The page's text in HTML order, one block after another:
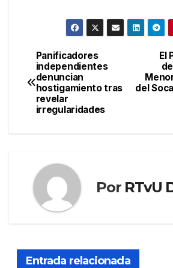
Navegación
de
entradas
El
del
Panificadores
independientes
denuncian
hostigamiento tras
revelar
irregularidades
Por RTvU
Entrada relacionada